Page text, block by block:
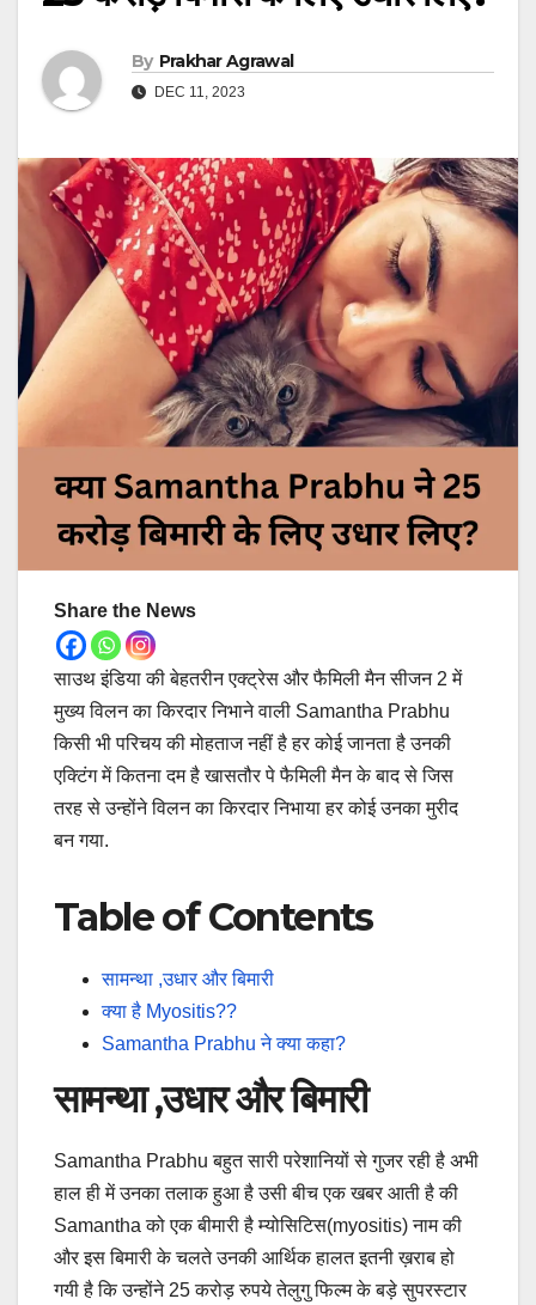
By Prakhar Agrawal
DEC 11, 2023
Share the News
साउथ इंडिया की बेहतरीन एक्ट्रेस और फैमिली मैन सीजन 2 में
मुख्य विलन का किरदार निभाने वाली Samantha Prabhu
किसी भी परिचय की मोहताज नहीं है हर कोई जानता है उनकी
एक्टिंग में कितना दम है खासतौर पे फैमिली मैन के बाद से जिस
तरह से उन्होंने विलन का किरदार निभाया हर कोई उनका मुरीद
बन गया.
Table of Contents
सामन्था ,उधार और बिमारी
क्या है Myositis??
Samantha Prabhu ने क्या कहा?
सामन्था ,उधार और बिमारी
Samantha Prabhu बहुत सारी परेशानियों से गुजर रही है अभी
हाल ही में उनका तलाक हुआ है उसी बीच एक खबर आती है की
Samantha को एक बीमारी है म्योसिटिस(myositis) नाम की
और इस बिमारी के चलते उनकी आर्थिक हालत इतनी ख़राब हो
गयी है कि उन्होंने 25 करोड़ रुपये तेलुगु फिल्म के बड़े सुपरस्टार